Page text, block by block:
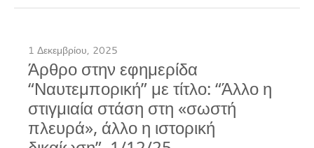
1 Δεκεμβρίου, 2025
Άρθρο στην εφημερίδα
“Ναυτεμπορική” με τίτλο: “Άλλο η
στιγμιαία στάση στη «σωστή
πλευρά», άλλο η ιστορική